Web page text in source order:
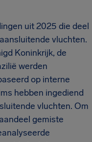
uit 2025 die deel
vluchten.
Koninkrijk, de
werden
op interne
hebben ingediend
vluchten. Om
gemiste